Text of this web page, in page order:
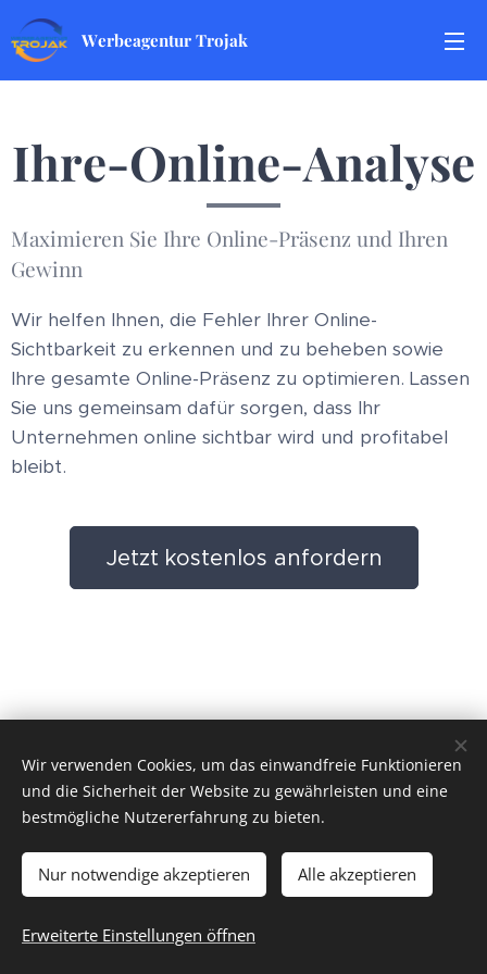
Werbeagentur Trojak
Ihre-Online-Analyse
Maximieren Sie Ihre Online-Präsenz und Ihren
Gewinn
Wir helfen Ihnen, die Fehler Ihrer Online-
Sichtbarkeit zu erkennen und zu beheben sowie
Ihre gesamte Online-Präsenz zu optimieren. Lassen
Sie uns gemeinsam dafür sorgen, dass Ihr
Unternehmen online sichtbar wird und profitabel
bleibt.
Jetzt kostenlos anfordern
Werbeagentur Trojak - Marburger Straße 17 - 57223 Kreuztal
Cookies
Wir verwenden Cookies, um das einwandfreie Funktionieren
und die Sicherheit der Website zu gewährleisten und eine
bestmögliche Nutzererfahrung zu bieten.
Nur notwendige akzeptieren Alle akzeptieren
Erweiterte Einstellungen öffnen